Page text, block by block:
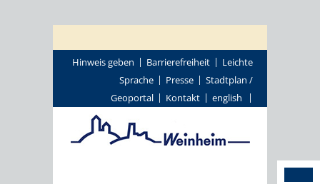
Hinweis geben Barrierefreiheit
Leichte
Sprache
Presse
Stadtplan /
Geoportal
Kontakt english